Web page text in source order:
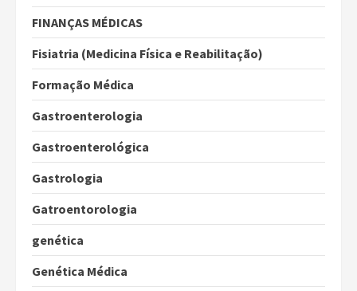
FINANÇAS MÉDICAS
Fisiatria (Medicina Física e Reabilitação)
Formação Médica
Gastroenterologia
Gastroenterológica
Gastrologia
Gatroentorologia
genética
Genética Médica